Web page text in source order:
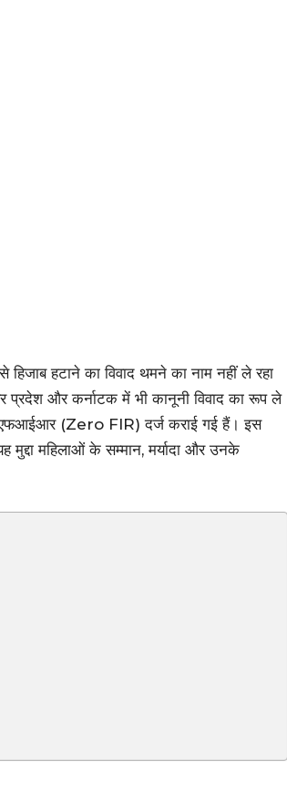
हिजाब हटाने का विवाद थमने का नाम नहीं ले रहा
प्रदेश और कर्नाटक में भी कानूनी विवाद का रूप ले
एफआईआर (Zero FIR) दर्ज कराई गई हैं। इस
महिलाओं के सम्मान, मर्यादा और उनके